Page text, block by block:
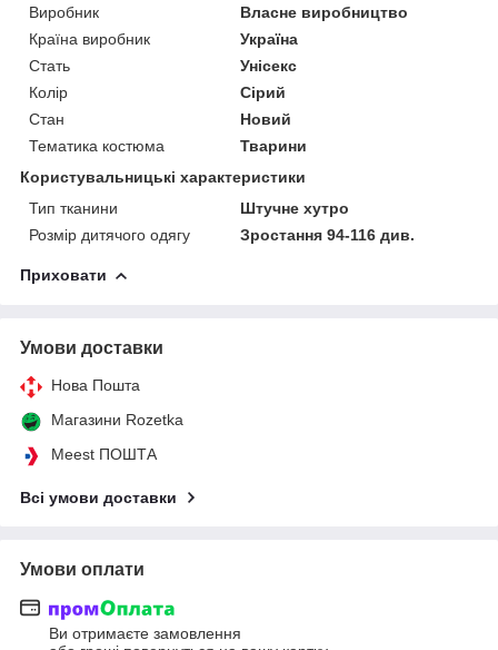
Виробник
Власне виробництво
Країна виробник
Україна
Стать
Унісекс
Колір
Сірий
Стан
Новий
Тематика костюма
Тварини
Користувальницькі характеристики
Тип тканини
Штучне хутро
Розмір дитячого одягу
Зростання 94-116 див.
Приховати
Умови доставки
Нова Пошта
Магазини Rozetka
Meest ПОШТА
Всі умови доставки
Умови оплати
Ви отримаєте замовлення